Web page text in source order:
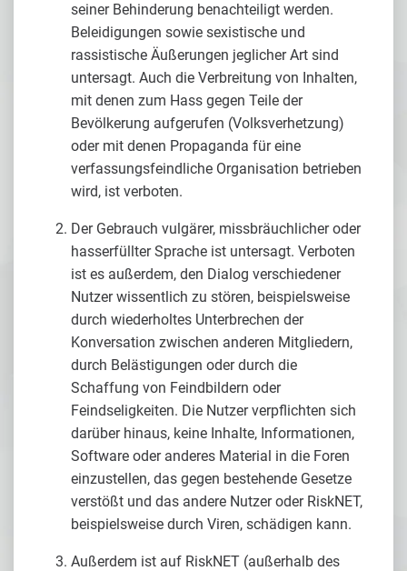
seiner Behinderung benachteiligt werden.
Beleidigungen sowie sexistische und
rassistische Äußerungen jeglicher Art sind
untersagt. Auch die Verbreitung von Inhalten,
mit denen zum Hass gegen Teile der
Bevölkerung aufgerufen (Volksverhetzung)
oder mit denen Propaganda für eine
verfassungsfeindliche Organisation betrieben
wird, ist verboten.
Der Gebrauch vulgärer, missbräuchlicher oder
hasserfüllter Sprache ist untersagt. Verboten
ist es außerdem, den Dialog verschiedener
Nutzer wissentlich zu stören, beispielsweise
durch wiederholtes Unterbrechen der
Konversation zwischen anderen Mitgliedern,
durch Belästigungen oder durch die
Schaffung von Feindbildern oder
Feindseligkeiten. Die Nutzer verpflichten sich
darüber hinaus, keine Inhalte, Informationen,
Software oder anderes Material in die Foren
einzustellen, das gegen bestehende Gesetze
verstößt und das andere Nutzer oder RiskNET,
beispielsweise durch Viren, schädigen kann.
Außerdem ist auf RiskNET (außerhalb des